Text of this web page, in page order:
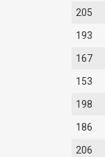
205
193
167
153
198
186
206